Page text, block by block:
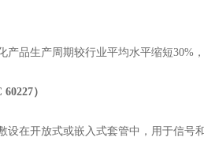
生产周期较行业平均水平缩短30%，
）
在开放式或嵌入式套管中，用于信号和